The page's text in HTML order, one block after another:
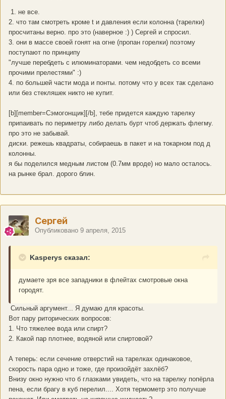
1. не все.
2. что там смотреть кроме t и давления если колонна (тарелки)
просчитаны верно. про это (наверное :) ) Сергей и спросил.
3. они в массе своей гонят на огне (пропан горелки) поэтому
поступают по принципу
"лучше перебдеть с илюминаторами. чем недобдеть со всеми
прочими прелестями" :)
4. по большей части мода и понты. потому что у всех так сделано
или без стекляшек никто не купит.
[b][member=Сэмогонщик][/b], тебе придется каждую тарелку
припаивать по периметру либо делать бурт чтоб держать флегму.
про это не забывай.
диски. режешь квадраты, собираешь в пакет и на токарном под д
колонны.
я бы поделился медным листом (0.7мм вроде) но мало осталось.
на рынке брал. дорого блин.
Сергей
Опубликовано 9 апреля, 2015
Kasperys сказал:
думаете зря все западники в флейтах смотровые окна
городят.
Сильный аргумент... Я думаю для красоты.
Вот пару риторических вопросов:
1. Что тяжелее вода или спирт?
2. Какой пар плотнее, водяной или спиртовой?
А теперь: если сечение отверстий на тарелках одинаковое,
скорость пара одно и тоже, где произойдёт захлёб?
Внизу окно нужно что б глазками увидеть, что на тарелку попёрла
пена, если брагу в куб перелил.... Хотя термометр это получше